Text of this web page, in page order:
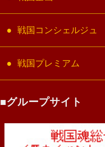
戦国コンシェルジュ
戦国プレミアム
グループサイト